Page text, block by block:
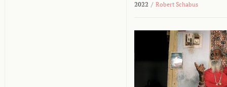
2022 / Robert Schabus